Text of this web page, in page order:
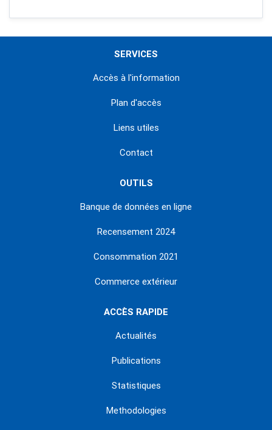
SERVICES
Accès à l'information
Plan d'accès
Liens utiles
Contact
OUTILS
Banque de données en ligne
Recensement 2024
Consommation 2021
Commerce extérieur
ACCÈS RAPIDE
Actualités
Publications
Statistiques
Methodologies